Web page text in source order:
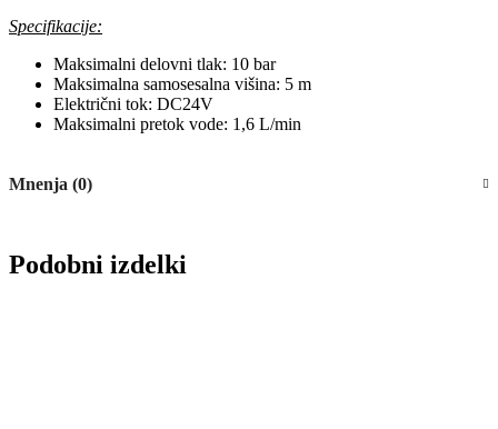
Specifikacije:
Maksimalni delovni tlak: 10 bar
Maksimalna samosesalna višina: 5 m
Električni tok: DC24V
Maksimalni pretok vode: 1,6 L/min
Mnenja (0)
Podobni izdelki